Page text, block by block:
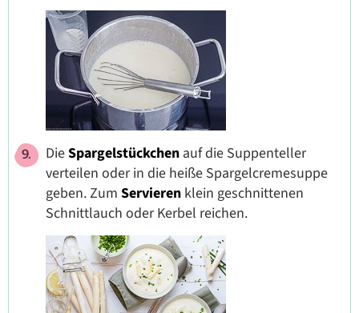
DieSpargelstückchen auf die Suppenteller
verteilen oder in die heiße Spargelcremesuppe
geben. Zum Servieren klein geschnittenen
Schnittlauch oder Kerbel reichen.